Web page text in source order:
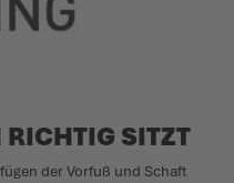
SITZT
der Vorfuß und Schaft